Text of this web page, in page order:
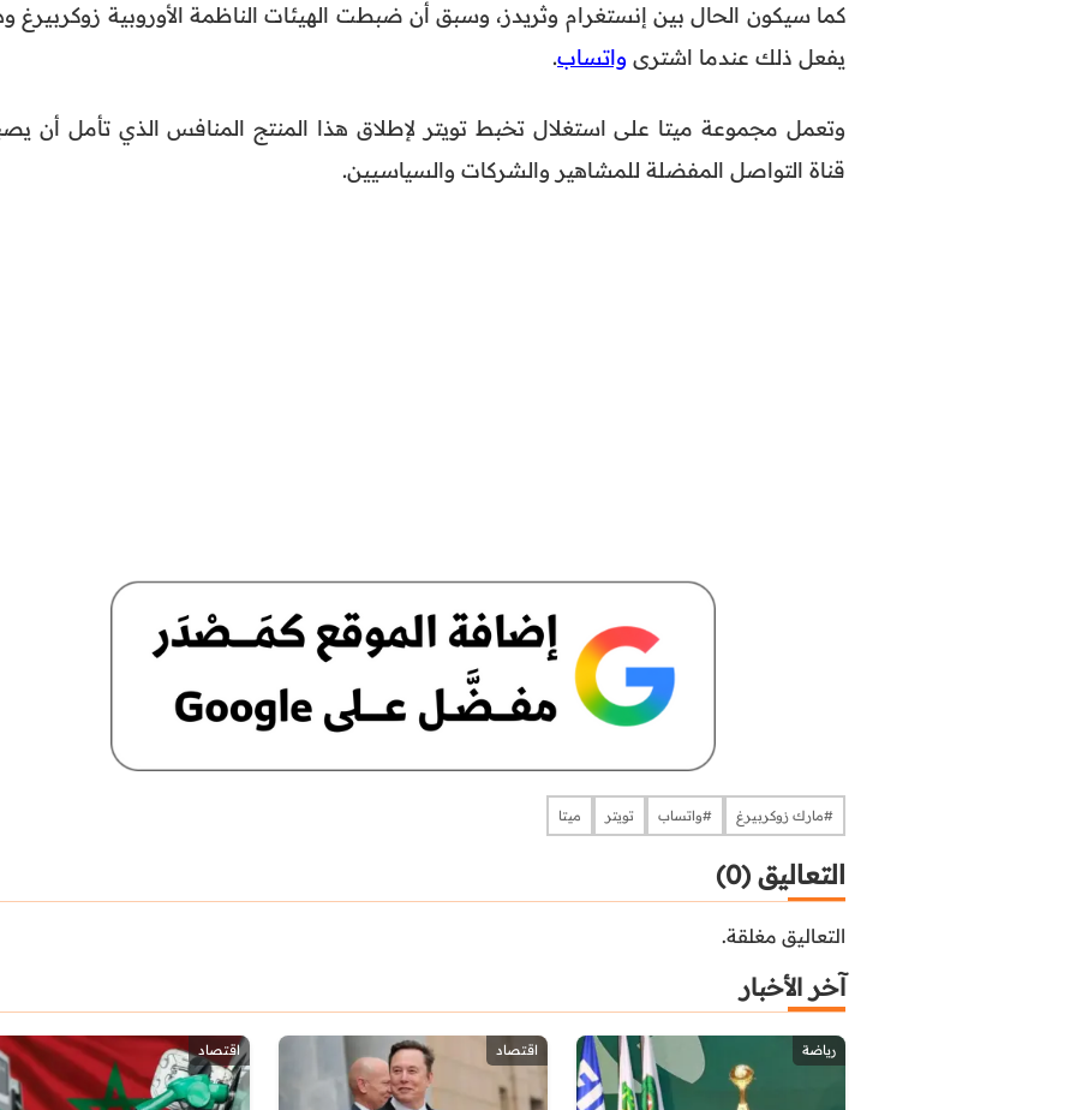
كما سيكون الحال بين إنستغرام وثريدز، وسبق أن ضبطت الهيئات الناظمة الأوروبية زوكربيرغ
يفعل ذلك عندما اشترى واتساب.
وتعمل مجموعة ميتا على استغلال تخبط تويتر لإطلاق هذا المنتج المنافس الذي تأمل أن
قناة التواصل المفضلة للمشاهير والشركات والسياسيين.
#مارك زوكربيرغ #واتساب تويتر ميتا
التعاليق (0)
التعاليق مغلقة.
آخر الأخبار
رياضة اقتصاد اقتصاد